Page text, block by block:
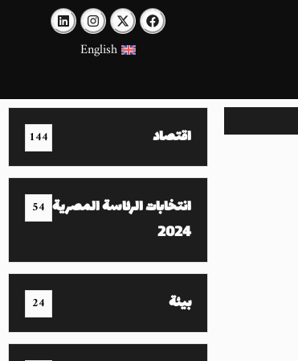
English
اقتصاد 144
انتخابات الرئاسة المصرية
2024
54
بيئة 24